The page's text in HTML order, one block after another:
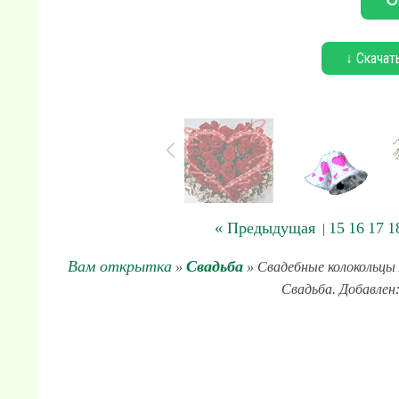
↓
« Предыдущая| 15 16 17
Вам открытка » Свадьба » Свадебные
Свадьба.